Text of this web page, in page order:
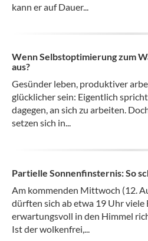
kann er auf Dauer...
Wenn Selbstoptimierung zum
aus?
Gesünder leben, produktiver
glücklicher sein: Eigentlich
dagegen, an sich zu arbeiten.
setzen sich in...
Partielle Sonnenfinsternis: So
Am kommenden Mittwoch (12.
dürften sich ab etwa 19 Uhr viele
erwartungsvoll in den Himmel
Ist der wolkenfrei,...